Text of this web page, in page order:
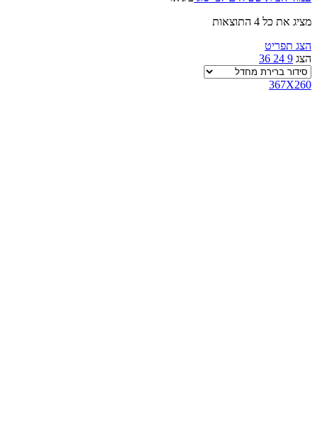
מציג את כל 4 התוצאות
הצג תפריט
הצג 9
24
36
367X260